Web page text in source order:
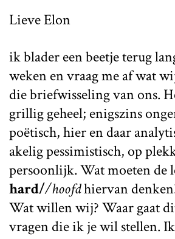
Lieve Elon
ik blader een beetje terug
weken en vraag me af wat
die briefwisseling van ons.
grillig geheel; enigszins
poëtisch, hier en daar
akelig pessimistisch, op
persoonlijk. Wat moeten de
hard//hoofdhiervan
Wat willen wij? Waar gaat
vragen die ik je wil stellen.